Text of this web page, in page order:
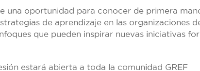
una oportunidad para conocer de primera
de aprendizaje en las organizaciones
que pueden inspirar nuevas iniciativas
estará abierta a toda la comunidad GREF